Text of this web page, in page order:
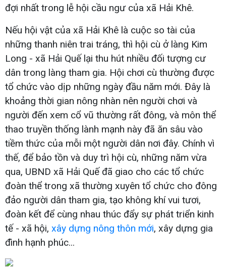
đợi nhất trong lễ hội cầu ngư của xã Hải Khê.
Nếu hội vật của xã Hải Khê là cuộc so tài của
những thanh niên trai tráng, thì hội cù ở làng Kim
Long - xã Hải Quế lại thu hút nhiều đối tượng cư
dân trong làng tham gia. Hội chơi cù thường được
tổ chức vào dịp những ngày đầu năm mới. Đây là
khoảng thời gian nông nhàn nên người chơi và
người đến xem cổ vũ thường rất đông, và môn thể
thao truyền thống lành mạnh này đã ăn sâu vào
tiềm thức của mỗi một người dân nơi đây. Chính vì
thế, để bảo tồn và duy trì hội cù, những năm vừa
qua, UBND xã Hải Quế đã giao cho các tổ chức
đoàn thể trong xã thường xuyên tổ chức cho đông
đảo người dân tham gia, tạo không khí vui tươi,
đoàn kết để cùng nhau thúc đẩy sự phát triển kinh
tế - xã hội, xây dựng nông thôn mới, xây dựng gia
đình hạnh phúc...